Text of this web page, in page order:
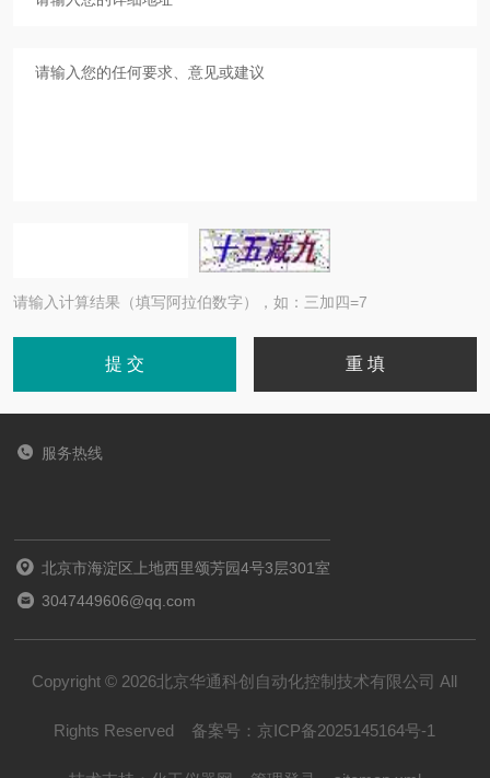
请输入计算结果（填写阿拉伯数字），如：三加四=7
服务热线
北京市海淀区上地西里颂芳园4号3层301室
3047449606@qq.com
Copyright © 2026北京华通科创自动化控制技术有限公司 All
Rights Reserved 备案号： 京ICP备2025145164号-1